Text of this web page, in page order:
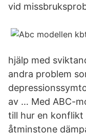
vid
hjälp med
andra problem
av … Med ABC-
till hur en konflikt
åtminstone